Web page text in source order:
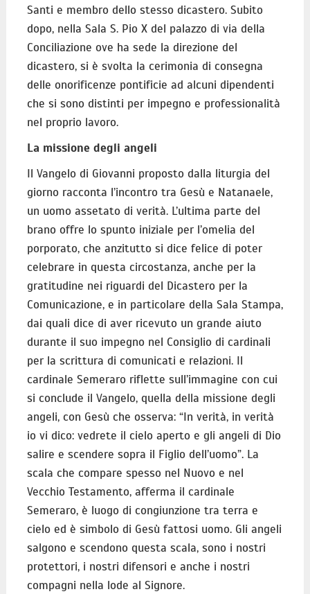
Santi e membro dello stesso dicastero. Subito
dopo, nella Sala S. Pio X del palazzo di via della
Conciliazione ove ha sede la direzione del
dicastero, si è svolta la cerimonia di consegna
delle onorificenze pontificie ad alcuni dipendenti
che si sono distinti per impegno e professionalità
nel proprio lavoro.
La missione degli angeli
Il Vangelo di Giovanni proposto dalla liturgia del
giorno racconta l’incontro tra Gesù e Natanaele,
un uomo assetato di verità. L’ultima parte del
brano offre lo spunto iniziale per l’omelia del
porporato, che anzitutto si dice felice di poter
celebrare in questa circostanza, anche per la
gratitudine nei riguardi del Dicastero per la
Comunicazione, e in particolare della Sala Stampa,
dai quali dice di aver ricevuto un grande aiuto
durante il suo impegno nel Consiglio di cardinali
per la scrittura di comunicati e relazioni. Il
cardinale Semeraro riflette sull’immagine con cui
si conclude il Vangelo, quella della missione degli
angeli, con Gesù che osserva: “In verità, in verità
io vi dico: vedrete il cielo aperto e gli angeli di Dio
salire e scendere sopra il Figlio dell’uomo”. La
scala che compare spesso nel Nuovo e nel
Vecchio Testamento, afferma il cardinale
Semeraro, è luogo di congiunzione tra terra e
cielo ed è simbolo di Gesù fattosi uomo. Gli angeli
salgono e scendono questa scala, sono i nostri
protettori, i nostri difensori e anche i nostri
compagni nella lode al Signore.